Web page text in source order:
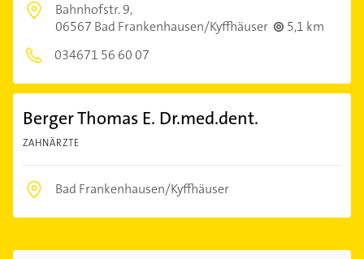
Bahnhofstr. 9,
06567 Bad Frankenhausen/Kyffhäuser
5,1 km
034671 56 60 07
Berger Thomas E. Dr.med.dent.
ZAHNÄRZTE
Bad Frankenhausen/Kyffhäuser